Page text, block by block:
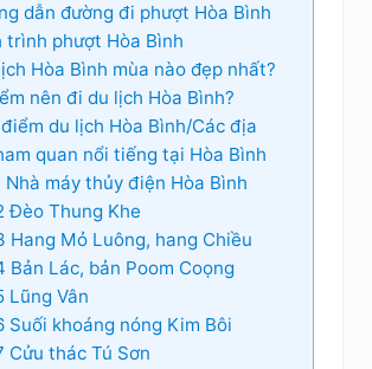
dẫn đường đi phượt Hòa Bình
trình phượt Hòa Bình
Hòa Bình mùa nào đẹp nhất?
nên đi du lịch Hòa Bình?
du lịch Hòa Bình/Các địa
quan nổi tiếng tại Hòa Bình
Nhà máy thủy điện Hòa Bình
Đèo Thung Khe
Hang Mỏ Luông, hang Chiều
Bản Lác, bản Poom Coọng
Lũng Vân
Suối khoáng nóng Kim Bôi
Cửu thác Tú Sơn